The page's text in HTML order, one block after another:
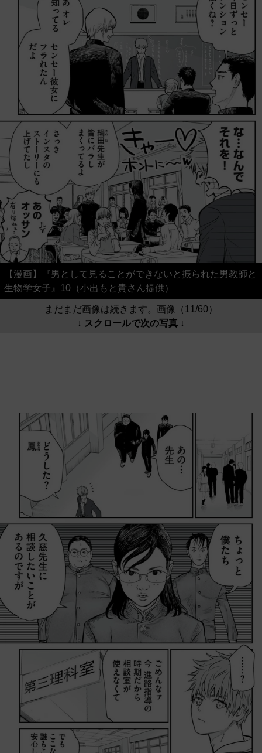
【漫画】『男として見ることができないと振られた男教師と
生物学女子』10（小出もと貴さん提供）
まだまだ画像は続きます。画像（11/60）
↓ スクロールで次の写真 ↓